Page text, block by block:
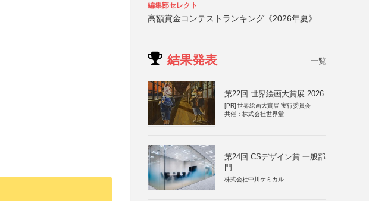
編集部セレクト
高額賞金コンテストランキング《2026年夏》
結果発表 一覧
第22回 世界絵画大賞展 2026
[PR] 世界絵画大賞展 実行委員会
共催：株式会社世界堂
第24回 CSデザイン賞 一般部
門
株式会社中川ケミカル